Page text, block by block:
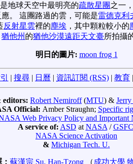
是地球天空中最明亮的疏散星團之一
。 這團路過的雲，可能是雷德克利
反射星雲裡的塵埃 ，其中顆粒較小的
猶他州 的猶他沙漠遠距天文臺所拍攝
明日的圖片: moon frog 1
| 搜尋 | 日曆 | 資訊訂閱 (RSS) | 教育 |
editors: Robert Nemiroff(MTU) &
Official: Amber Straughn; Specific
Web Privacy Policy and Important
A service of: ASD at NASA /GSFC
NASA Science Activation
& Michigan Tech. U.
蘇漢宗 Su, Han-Tzong （ 成功大學